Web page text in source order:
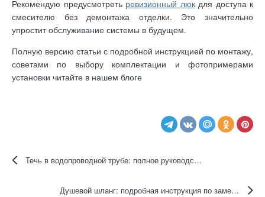
Рекомендую предусмотреть ревизионный люкдля доступа к
смесителю без демонтажа отделки. Это значительно
упростит обслуживание системы в будущем.
Полную версию статьи с подробной инструкцией по монтажу,
советами по выбору комплектации и фотопримерами
установки читайте в нашем блоге
Течь в водопроводной трубе: полное руководство по устранению проблемы
Душевой шланг: подробная инструкция по замене от эксперта